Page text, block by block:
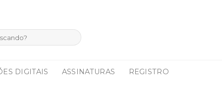
DIGITAIS ASSINATURAS REGISTRO